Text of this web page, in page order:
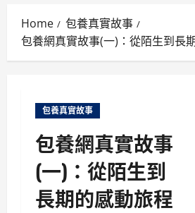
Home
包養真實故事
包養網真實故事(一)：從陌生到長
包養真實故事
包養網真實故事
(一)：從陌生到
長期的感動旅程